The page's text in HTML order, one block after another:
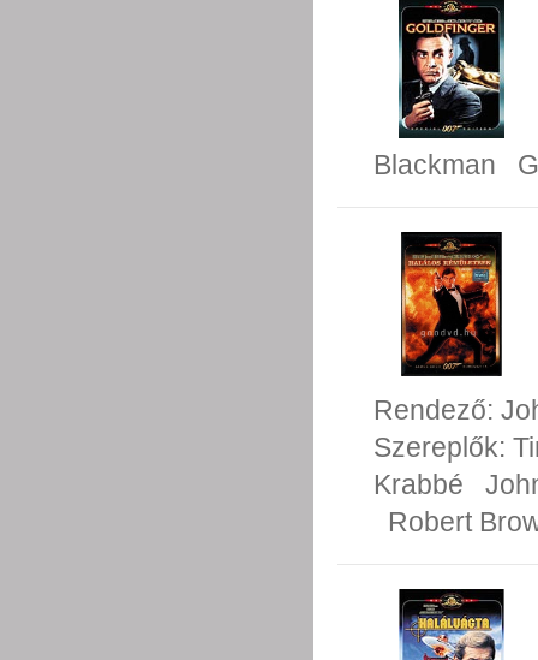
Blackman
Rendező:
Szereplők:
Krabbé
Robert